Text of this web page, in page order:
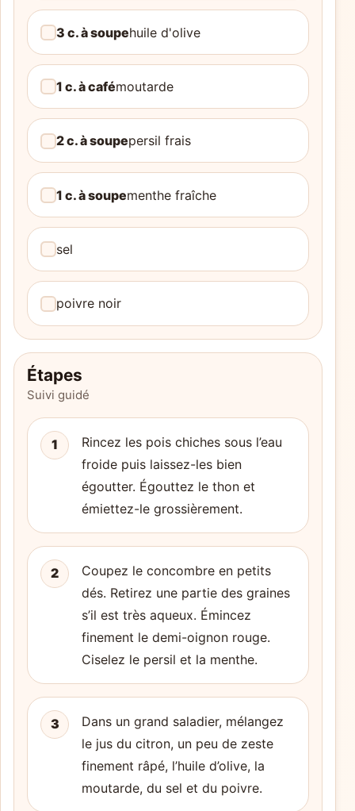
3 c. à soupehuile d'olive
1 c. à cafémoutarde
2 c. à soupepersil frais
1 c. à soupementhe fraîche
sel
poivre noir
Étapes
Suivi guidé
1
Rincez les pois chiches sous l’eau
froide puis laissez-les bien
égoutter. Égouttez le thon et
émiettez-le grossièrement.
2
Coupez le concombre en petits
dés. Retirez une partie des graines
s’il est très aqueux. Émincez
finement le demi-oignon rouge.
Ciselez le persil et la menthe.
3
Dans un grand saladier, mélangez
le jus du citron, un peu de zeste
finement râpé, l’huile d’olive, la
moutarde, du sel et du poivre.